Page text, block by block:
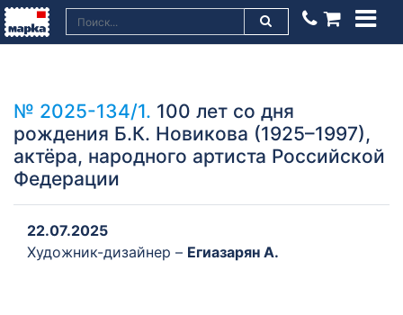
№ 2025-134/1. 100 лет со дня
рождения Б.К. Новикова (1925–1997),
актёра, народного артиста Российской
Федерации
22.07.2025
Художник-дизайнер – Егиазарян А.